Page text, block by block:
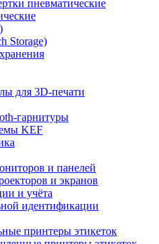
пневматические
Storage)
для 3D-печати
гарнитуры
KEF
и панелей
и экранов
и учёта
идентификации
принтеры этикеток